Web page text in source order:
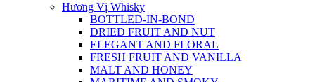
Hương Vị Whisky
BOTTLED-IN-BOND
DRIED FRUIT AND NUT
ELEGANT AND FLORAL
FRESH FRUIT AND VANILLA
MALT AND HONEY